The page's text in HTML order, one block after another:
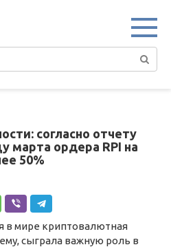
согласно отчету
марта ордера RPI на
50%
в мире криптовалютная
сыграла важную роль в